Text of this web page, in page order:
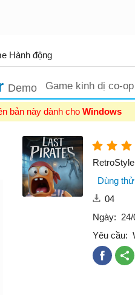
Hành động
Demo Game kinh dị co-
bản này dành cho Windows
Dùng thử
04
Ngày:
Yêu cầu: